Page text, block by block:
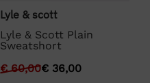
Lyle & scott
Lyle & Scott Plain
Sweatshort
€60,00€ 36,00